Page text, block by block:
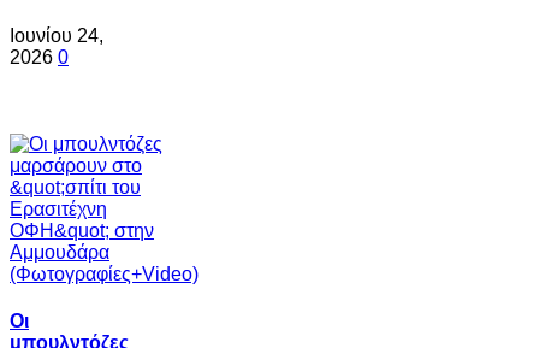
Ιουνίου 24,
2026 0
Oι
μπουλντόζες